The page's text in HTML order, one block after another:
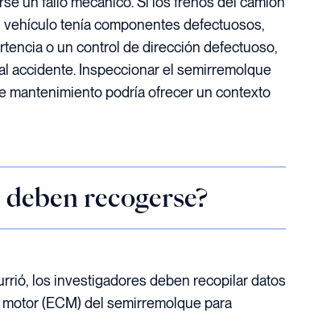
tenía componentes defectuosos,
o un control de dirección defectuoso,
accidente. Inspeccionar el semirremolque
mantenimiento podría ofrecer un contexto
recogerse?
los investigadores deben recopilar datos
(ECM) del semirremolque para